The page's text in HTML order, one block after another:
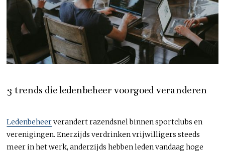
3 trends die ledenbeheer voorgoed veranderen
Ledenbeheerverandert razendsnel binnen sportclubs en
verenigingen. Enerzijds verdrinken vrijwilligers steeds
meer in het werk, anderzijds hebben leden vandaag hoge